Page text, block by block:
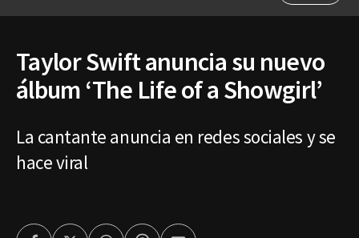
Taylor Swift anuncia su nuevo
álbum ‘The Life of a Showgirl’
La cantante anuncia en redes sociales y se
hace viral